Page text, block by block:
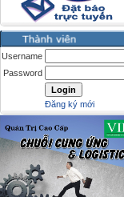
Username
Password
Đăng ký mới